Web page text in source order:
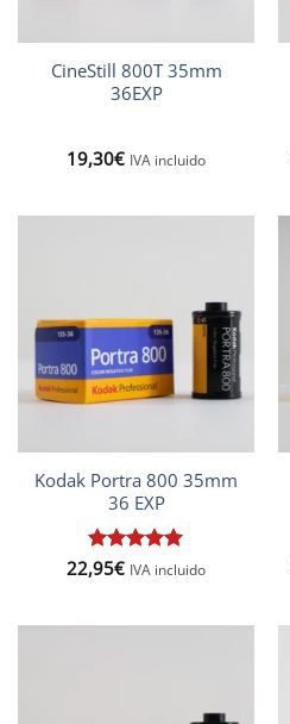
CineStill 800T 35mm
36EXP
19,30€ IVA incluido
Kodak Portra 800 35mm
36 EXP
Valorado
22,95€ IVA incluido